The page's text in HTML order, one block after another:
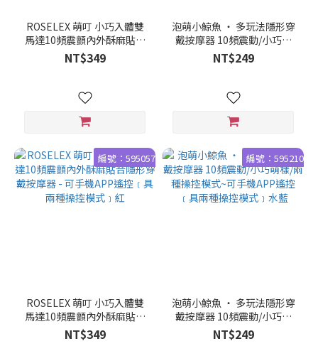
ROSELEX 萌叮 小巧入體雙
馬達10頻震顫內外酥麻貼合
隱形穿戴按摩器 - 可手機APP
遙控﹝具兩種操控模式﹞粉
NT$349
泡萌小鯨魚 ‧ 多玩法隱形穿
戴按摩器 10頻震動/小巧萌
樣/兩種操控模式~可手機
APP遙控﹝具兩種操控模
NT$249
編號：595057
ROSELEX 萌叮 小巧入體雙
馬達10頻震顫內外酥麻貼合
隱形穿戴按摩器 - 可手機APP
遙控﹝具兩種操控模式﹞紅
NT$349
編號：595210
泡萌小鯨魚 ‧ 多玩法隱形穿
戴按摩器 10頻震動/小巧萌
樣/兩種操控模式~可手機
APP遙控﹝具兩種操控模
NT$249